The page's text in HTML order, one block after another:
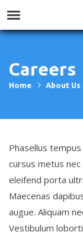
Menu
Careers
Home About Us
Phasellus
cursus metus
eleifend porta
Maecenas
augue. Aliquam
Vestibulum